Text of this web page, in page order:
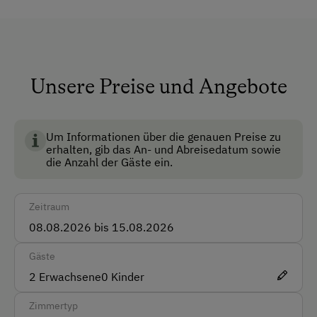
Nichtraucherzimmer
Anfahrtsmöglichkeiten
Auto
Akzeptierte Zahlungsmittel
American Express
Unsere Preise und Angebote
Um Informationen über die genauen Preise zu
erhalten, gib das An- und Abreisedatum sowie
die Anzahl der Gäste ein.
Zeitraum
Gäste
2 Erwachsene0 Kinder
Zimmertyp